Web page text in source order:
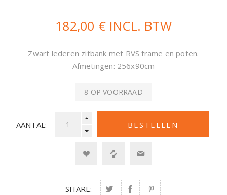
182,00 € INCL. BTW
Zwart lederen zitbank met RVS frame en poten.
Afmetingen: 256x90cm
8 OP VOORRAAD
AANTAL:
SHARE: